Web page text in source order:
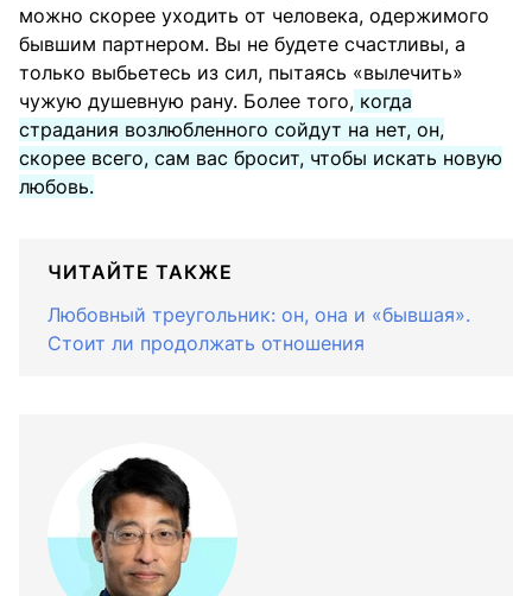
можно скорее уходить от человека, одержимого
бывшим партнером. Вы не будете счастливы, а
только выбьетесь из сил, пытаясь «вылечить»
чужую душевную рану. Более того, когда
страдания возлюбленного сойдут на нет, он,
скорее всего, сам вас бросит, чтобы искать новую
любовь.
ЧИТАЙТЕ ТАКЖЕ
Любовный треугольник: он, она и «бывшая».
Стоит ли продолжать отношения